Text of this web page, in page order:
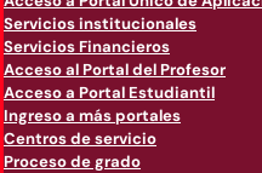
Servicios institucionales
Servicios Financieros
Acceso al Portal del Profesor
Acceso a Portal Estudiantil
Ingreso a más portales
Centros de servicio
Proceso de grado